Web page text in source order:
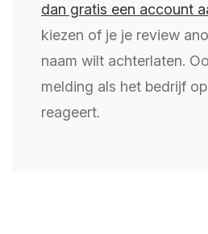
dan gratis een account
kiezen of je je review
naam wilt achterlaten.
melding als het bedrijf
reageert.